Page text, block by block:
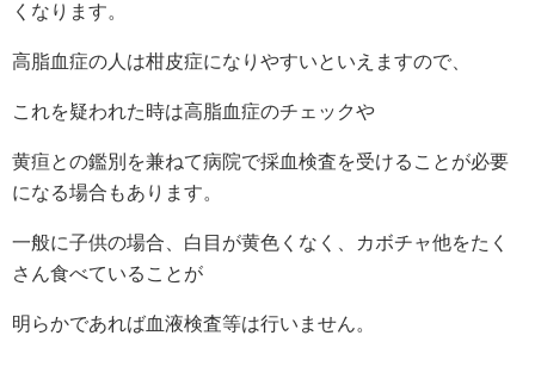
くなります。
高脂血症の人は柑皮症になりやすいといえますので、
これを疑われた時は高脂血症のチェックや
黄疸との鑑別を兼ねて病院で採血検査を受けることが必要
になる場合もあります。
一般に子供の場合、白目が黄色くなく、カボチャ他をたく
さん食べていることが
明らかであれば血液検査等は行いません。